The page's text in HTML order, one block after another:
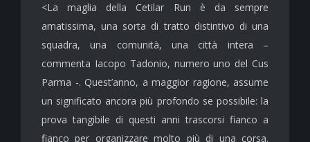
<La maglia della Cetilar Run è da sempre
amatissima, una sorta di tratto distintivo di una
squadra, una comunità, una città intera –
commenta Iacopo Tadonio, numero uno del Cus
Parma -. Quest’anno, a maggior ragione, assume
un significato ancora più profondo se possibile: la
prova tangibile di questi anni trascorsi fianco a
fianco per organizzare molto più di una corsa.